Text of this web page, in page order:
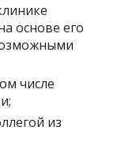
основе его
числе
из